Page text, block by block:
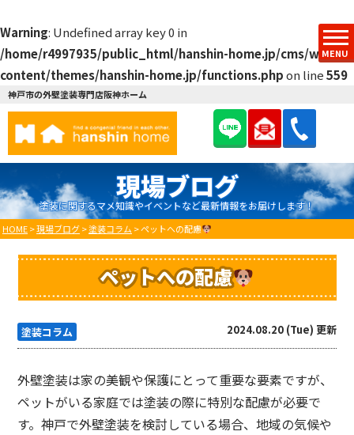
Warning: Undefined array key 0 in
/home/r4997935/public_html/hanshin-home.jp/cms/wp-
content/themes/hanshin-home.jp/functions.phpon line559
MENU
神戸市の外壁塗装専門店阪神ホーム
現場ブログ
塗装に関するマメ知識やイベントなど最新情報をお届けします！
HOME>現場ブログ>塗装コラム >ペットへの配慮
ペットへの配慮
塗装コラム 2024.08.20 (Tue) 更新
外壁塗装は家の美観や保護にとって重要な要素ですが、
ペットがいる家庭では塗装の際に特別な配慮が必要で
す。神戸で外壁塗装を検討している場合、地域の気候や